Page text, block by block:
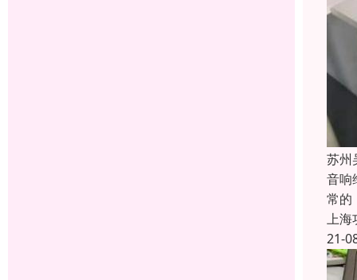
苏州
音响
常的
上海
21-